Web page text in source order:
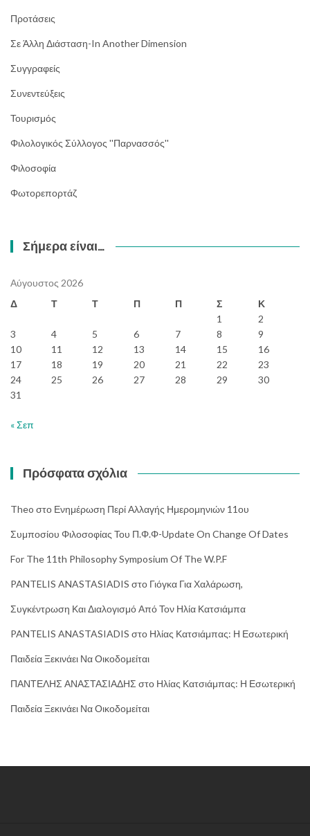
Προτάσεις
Σε Άλλη Διάσταση-In Another Dimension
Συγγραφείς
Συνεντεύξεις
Τουρισμός
Φιλολογικός Σύλλογος ''Παρνασσός''
Φιλοσοφία
Φωτορεπορτάζ
Σήμερα είναι…
Αύγουστος 2026
Δ
Τ Τ Π Π Σ
Κ
1
2
3
4 5 6 7 8
9
10
11 12 13 14 15
16
17
18 19 20 21 22
23
24
25 26 27 28 29
30
31
« Σεπ
Πρόσφατα σχόλια
Theo στο Ενημέρωση Περί Αλλαγής Ημερομηνιών 11ου
Συμποσίου Φιλοσοφίας Του Π.Φ.Φ-Update On Change Of Dates
For The 11th Philosophy Symposium Of The W.P.F
PANTELIS ANASTASIADIS στο Γιόγκα Για Χαλάρωση,
Συγκέντρωση Και Διαλογισμό Από Τον Ηλία Κατσιάμπα
PANTELIS ANASTASIADIS στο Ηλίας Κατσιάμπας: Η Εσωτερική
Παιδεία Ξεκινάει Να Οικοδομείται
ΠΑΝΤΕΛΗΣ ΑΝΑΣΤΑΣΙΑΔΗΣ στο Ηλίας Κατσιάμπας: Η Εσωτερική
Παιδεία Ξεκινάει Να Οικοδομείται